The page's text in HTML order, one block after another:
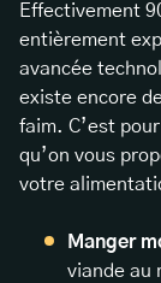
Effectivement
entièrement
avancée
existe encore
faim. C’est
qu’on vous
votre
Manger
viande au